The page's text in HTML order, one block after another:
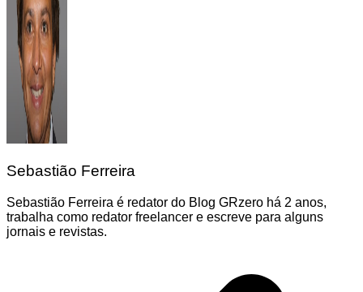
Sebastião Ferreira
Sebastião Ferreira é redator do Blog GRzero há 2 anos,
trabalha como redator freelancer e escreve para alguns
jornais e revistas.